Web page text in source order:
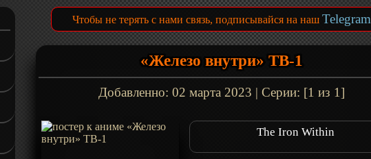
Чтобы не терять с нами связь, подписывайся на наш Telegram
«Железо внутри» ТВ-1
Добавленно: 02 марта 2023 | Серии: [1 из 1]
The Iron Within